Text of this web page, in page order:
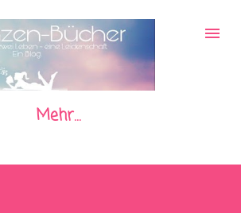
Direkt zum Hauptbereich
Mehr…